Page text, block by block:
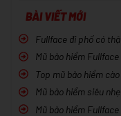
BÀI VIẾT MỚI
Fullface đi phố có
Mũ bảo hiểm Fullface
Top mũ bảo hiểm
Mũ bảo hiểm siêu
Mũ bảo hiểm Fullface